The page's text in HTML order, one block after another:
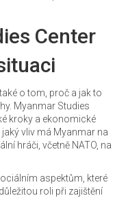
Center
o tom, proč a jak to
Myanmar Studies
kroky a ekonomické
vliv má Myanmar na
hráči, včetně NATO, na
aspektům, které
roli při zajištění